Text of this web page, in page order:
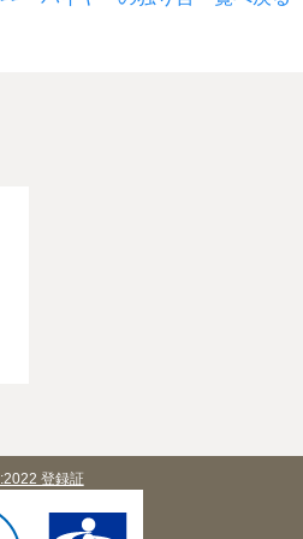
登録証